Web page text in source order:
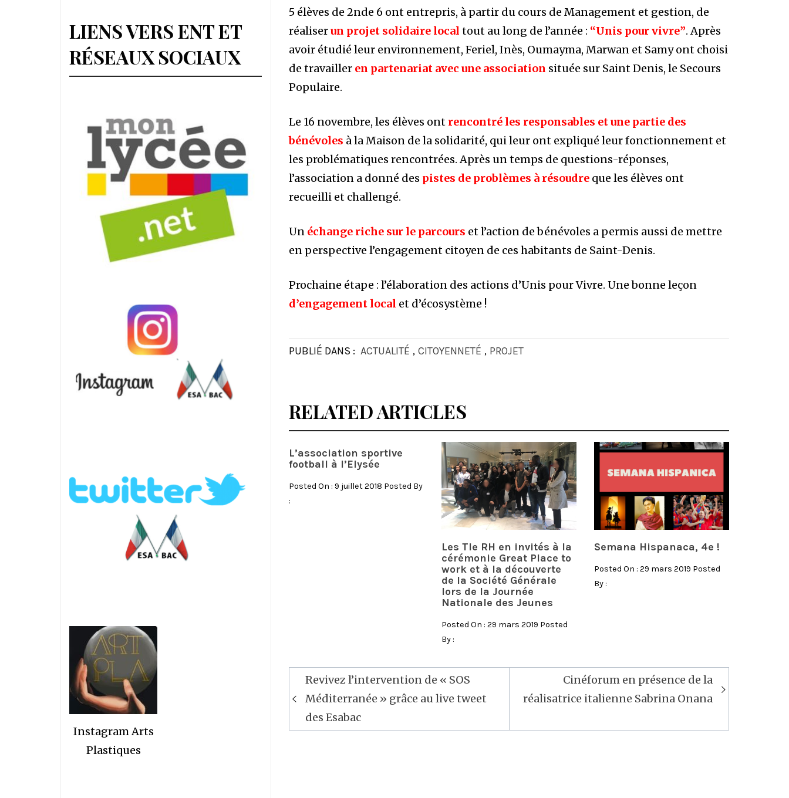
5 élèves de 2nde 6 ont entrepris, à partir du cours de Management et gestion, de
réaliserun projet solidaire local tout au long de l’année : “Unis pour vivre”. Après
avoir étudié leur environnement, Feriel, Inès, Oumayma, Marwan et Samy ont choisi
de travailler en partenariat avec une association située sur Saint Denis, le Secours
Populaire.
Le 16 novembre, les élèves ont rencontré les responsables et une partie des
bénévoles à la Maison de la solidarité, qui leur ont expliqué leur fonctionnement et
les problématiques rencontrées. Après un temps de questions-réponses,
l’association a donné des pistes de problèmes à résoudre que les élèves ont
recueilli et challengé.
Un échange riche sur le parcours et l’action de bénévoles a permis aussi de mettre
en perspective l’engagement citoyen de ces habitants de Saint-Denis.
Prochaine étape : l’élaboration des actions d’Unis pour Vivre. Une bonne leçon
d’engagement local et d’écosystème !
PUBLIÉ DANS : ACTUALITÉ , CITOYENNETÉ , PROJET
RELATED ARTICLES
L’association sportive
football à l’Elysée
Posted On : 9 juillet 2018 Posted By
:
Les Tle RH en invités à la
cérémonie Great Place to
work et à la découverte
de la Société Générale
lors de la Journée
Nationale des Jeunes
Posted On : 29 mars 2019 Posted
By :
Semana Hispanaca, 4e !
Posted On : 29 mars 2019 Posted
By :
Navigation
de
l’article
Revivez l’intervention de « SOS
Méditerranée » grâce au live tweet
des Esabac
Cinéforum en présence de la
réalisatrice italienne Sabrina Onana
LIENS VERS ENT ET
RÉSEAUX SOCIAUX
Instagram Arts
Plastiques